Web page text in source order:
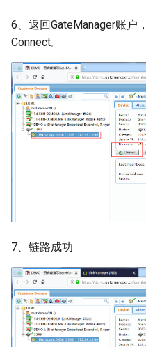
6、返回GateManager账户
Connect。
7、链路成功